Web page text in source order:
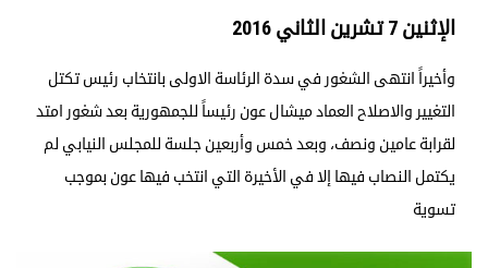
الإثنين 7 تشرين الثاني 2016
وأخيراً انتهى الشغور في سدة الرئاسة الاولى بانتخاب رئيس تكتل
التغيير والاصلاح العماد ميشال عون رئيساً للجمهورية بعد شغور امتد
لقرابة عامين ونصف، وبعد خمس وأربعين جلسة للمجلس النيابي لم
يكتمل النصاب فيها إلا في الأخيرة التي انتخب فيها عون بموجب
تسوية